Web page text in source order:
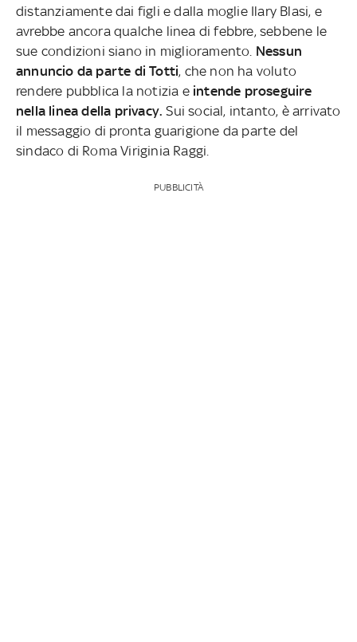
distanziamente dai figli e dalla moglie Ilary Blasi, e
avrebbe ancora qualche linea di febbre, sebbene le
sue condizioni siano in miglioramento. Nessun
annuncio da parte di Totti, che non ha voluto
rendere pubblica la notizia e intende proseguire
nella linea della privacy. Sui social, intanto, è arrivato
il messaggio di pronta guarigione da parte del
sindaco di Roma Viriginia Raggi.
PUBBLICITÀ